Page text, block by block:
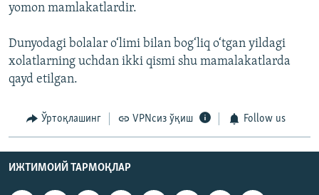
yomon mamlakatlardir.
Dunyodagi bolalar o‘limi bilan bog‘liq o‘tgan yildagi
xolatlarning uchdan ikki qismi shu mamalakatlarda
qayd etilgan.
Ўртоқлашинг VPNсиз ўқиш Follow us
ИЖТИМОИЙ ТАРМОҚЛАР